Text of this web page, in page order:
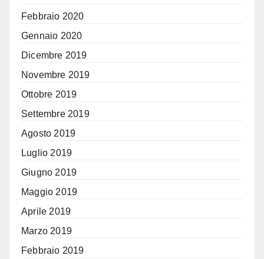
Febbraio 2020
Gennaio 2020
Dicembre 2019
Novembre 2019
Ottobre 2019
Settembre 2019
Agosto 2019
Luglio 2019
Giugno 2019
Maggio 2019
Aprile 2019
Marzo 2019
Febbraio 2019